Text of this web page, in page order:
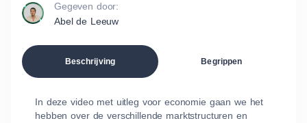
Gegeven door:
Abel de Leeuw
Beschrijving Begrippen
In deze video met uitleg voor economie gaan we het
hebben over de verschillende marktstructuren en